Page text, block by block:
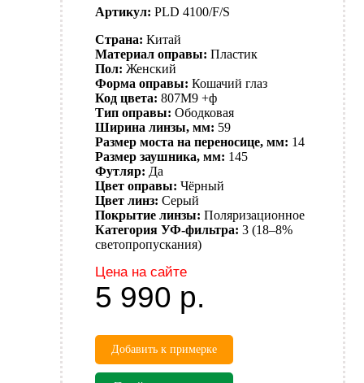
Артикул: PLD 4100/F/S
Страна: Китай
Материал оправы: Пластик
Пол: Женский
Форма оправы: Кошачий глаз
Код цвета: 807M9 +ф
Тип оправы: Ободковая
Ширина линзы, мм: 59
Размер моста на переносице, мм: 14
Размер заушника, мм: 145
Футляр: Да
Цвет оправы: Чёрный
Цвет линз: Серый
Покрытие линзы: Поляризационное
Категория УФ-фильтра: 3 (18–8%
светопропускания)
Цена на сайте
5 990 р.
Добавить к примерке